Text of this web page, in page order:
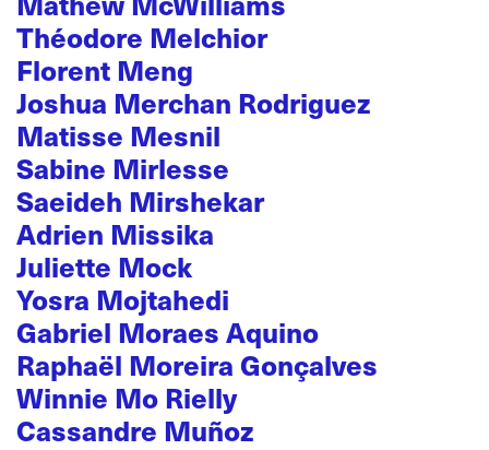
Théodore Melchior
Florent Meng
Joshua Merchan Rodriguez
Matisse Mesnil
Sabine Mirlesse
Saeideh Mirshekar
Adrien Missika
Juliette Mock
Yosra Mojtahedi
Gabriel Moraes Aquino
Raphaël Moreira Gonçalves
Winnie Mo Rielly
Cassandre Muñoz